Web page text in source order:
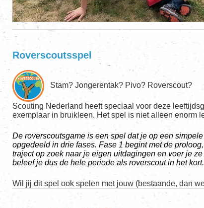
Roverscoutsspel
Stam? Jongerentak? Pivo? Roverscout?
Scouting Nederland heeft speciaal voor deze
exemplaar in bruikleen. Het spel is niet alleen enorm
De roverscoutsgame is een spel dat je op een
opgedeeld in drie fases. Fase 1 begint met de
traject op zoek naar je eigen uitdagingen en voer je
beleef je dus de hele periode als roverscout in het kort.
Wil jij dit spel ook spelen met jouw (bestaande, dan